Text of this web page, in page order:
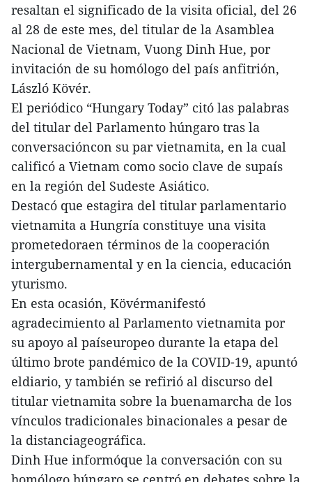
resaltan el significado de la visita oficial, del 26
al 28 de este mes, del titular de la Asamblea
Nacional de Vietnam, Vuong Dinh Hue, por
invitación de su homólogo del país anfitrión,
László Kövér.
El periódico “Hungary Today” citó las palabras
del titular del Parlamento húngaro tras la
conversacióncon su par vietnamita, en la cual
calificó a Vietnam como socio clave de supaís
en la región del Sudeste Asiático.
Destacó que estagira del titular parlamentario
vietnamita a Hungría constituye una visita
prometedoraen términos de la cooperación
intergubernamental y en la ciencia, educación
yturismo.
En esta ocasión, Kövérmanifestó
agradecimiento al Parlamento vietnamita por
su apoyo al paíseuropeo durante la etapa del
último brote pandémico de la COVID-19, apuntó
eldiario, y también se refirió al discurso del
titular vietnamita sobre la buenamarcha de los
vínculos tradicionales binacionales a pesar de
la distanciageográfica.
Dinh Hue informóque la conversación con su